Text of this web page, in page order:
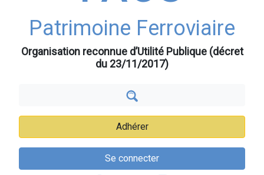
Patrimoine Ferroviaire
Organisation reconnue d’Utilité Publique (décret
du 23/11/2017)
Adhérer
Se connecter